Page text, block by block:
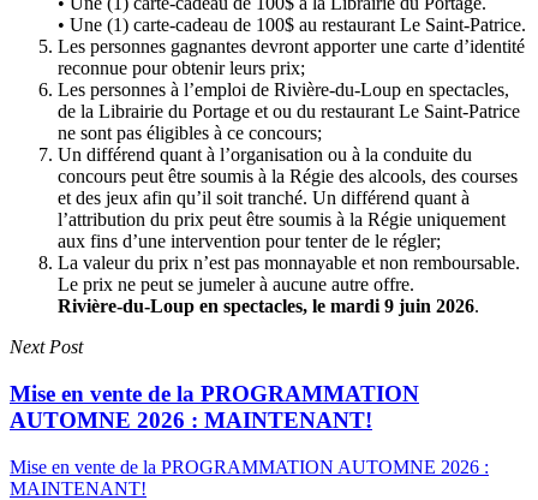
• Une (1) carte-cadeau de 100$ au restaurant Le Saint-Patrice.
Les personnes gagnantes devront apporter une carte d’identité
reconnue pour obtenir leurs prix;
Les personnes à l’emploi de Rivière-du-Loup en spectacles,
de la Librairie du Portage et ou du restaurant Le Saint-Patrice
ne sont pas éligibles à ce concours;
Un différend quant à l’organisation ou à la conduite du
concours peut être soumis à la Régie des alcools, des courses
et des jeux afin qu’il soit tranché. Un différend quant à
l’attribution du prix peut être soumis à la Régie uniquement
aux fins d’une intervention pour tenter de le régler;
La valeur du prix n’est pas monnayable et non remboursable.
Le prix ne peut se jumeler à aucune autre offre.
Rivière-du-Loup en spectacles, le mardi 9 juin 2026.
Next Post
Mise en vente de la PROGRAMMATION
AUTOMNE 2026 : MAINTENANT!
Mise en vente de la PROGRAMMATION AUTOMNE 2026 :
MAINTENANT!